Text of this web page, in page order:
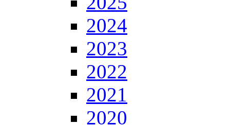
2024
2023
2022
2021
2020